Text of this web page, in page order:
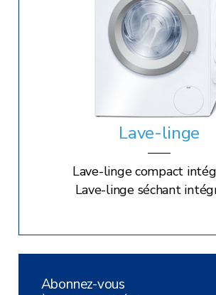
Lave-linge
Lave-linge compact
Lave-linge séchant
Abonnez-vous